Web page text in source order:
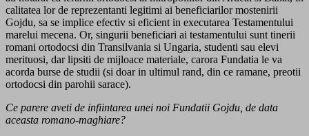
calitatea lor de reprezentanti legitimi ai beneficiarilor mostenirii
Gojdu, sa se implice efectiv si eficient in executarea Testamentului
marelui mecena. Or, singurii beneficiari ai testamentului sunt tinerii
romani ortodocsi din Transilvania si Ungaria, studenti sau elevi
merituosi, dar lipsiti de mijloace materiale, carora Fundatia le va
acorda burse de studii (si doar in ultimul rand, din ce ramane, preotii
ortodocsi din parohii sarace).
Ce parere aveti de infiintarea unei noi Fundatii Gojdu, de data
aceasta romano-maghiare?